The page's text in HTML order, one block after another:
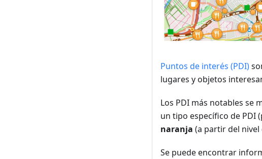
Puntos de interés (PDI)
lugares y objetos
Los PDI más notables se
un tipo específico de PDI
naranja (a partir del nivel
Se puede encontrar